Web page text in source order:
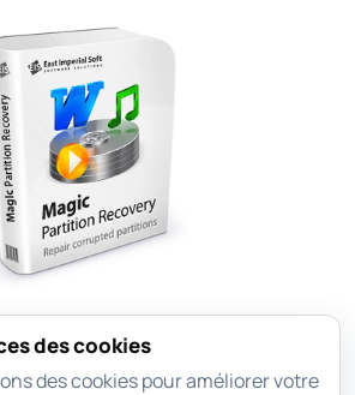
de récupération de
des cookies
des cookies pour améliorer votre